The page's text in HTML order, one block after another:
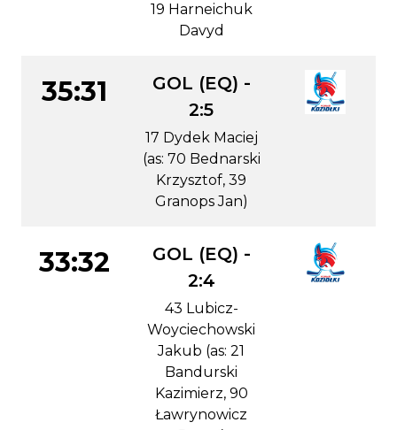
19 Harneichuk
Davyd
35:31
GOL (EQ) -
2:5
17 Dydek Maciej
(as: 70 Bednarski
Krzysztof, 39
Granops Jan)
33:32
GOL (EQ) -
2:4
43 Lubicz-
Woyciechowski
Jakub (as: 21
Bandurski
Kazimierz, 90
Ławrynowicz